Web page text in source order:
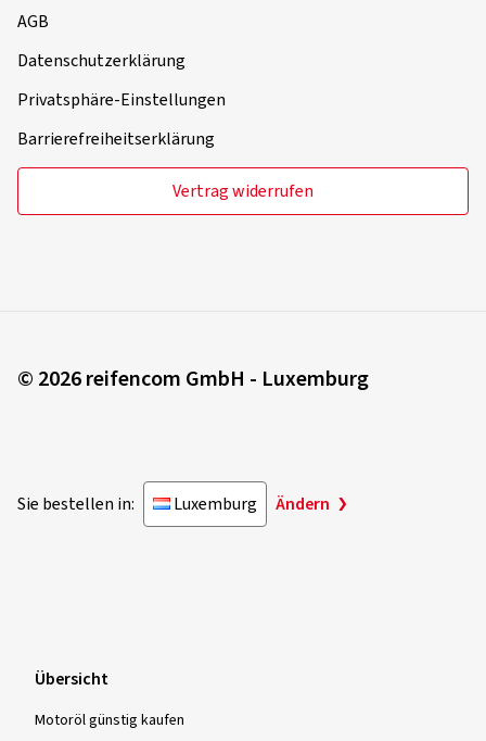
AGB
Datenschutzerklärung
Privatsphäre-Einstellungen
Barrierefreiheitserklärung
Vertrag widerrufen
© 2026 reifencom GmbH - Luxemburg
Sie bestellen in: Luxemburg Ändern
Übersicht
Motoröl günstig kaufen